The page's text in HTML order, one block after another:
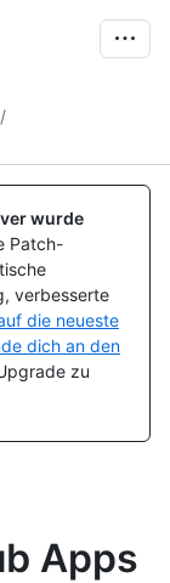
/
wurde
Patch-
verbesserte
die neueste
dich an den
zu
Apps